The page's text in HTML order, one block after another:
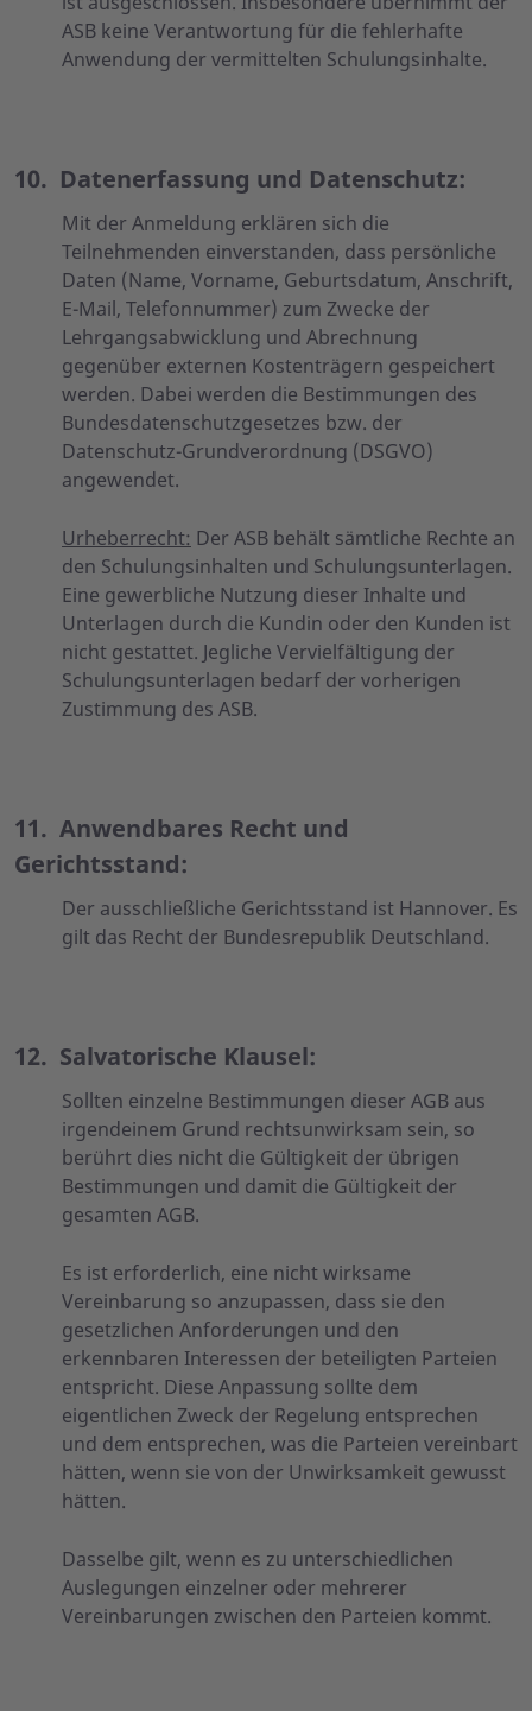
ASB keine Verantwortung für die fehlerhafte
Anwendung der vermittelten Schulungsinhalte.
10. Datenerfassung und Datenschutz:
Mit der Anmeldung erklären sich die
Teilnehmenden einverstanden, dass persönliche
Daten (Name, Vorname, Geburtsdatum, Anschrift,
E-Mail, Telefonnummer) zum Zwecke der
Lehrgangsabwicklung und Abrechnung
gegenüber externen Kostenträgern gespeichert
werden. Dabei werden die Bestimmungen des
Bundesdatenschutzgesetzes bzw. der
Datenschutz-Grundverordnung (DSGVO)
angewendet.
Urheberrecht: Der ASB behält sämtliche Rechte an
den Schulungsinhalten und Schulungsunterlagen.
Eine gewerbliche Nutzung dieser Inhalte und
Unterlagen durch die Kundin oder den Kunden ist
nicht gestattet. Jegliche Vervielfältigung der
Schulungsunterlagen bedarf der vorherigen
Zustimmung des ASB.
11. Anwendbares Recht und
Gerichtsstand:
Der ausschließliche Gerichtsstand ist Hannover. Es
gilt das Recht der Bundesrepublik Deutschland.
12. Salvatorische Klausel:
Sollten einzelne Bestimmungen dieser AGB aus
irgendeinem Grund rechtsunwirksam sein, so
berührt dies nicht die Gültigkeit der übrigen
Bestimmungen und damit die Gültigkeit der
gesamten AGB.
Es ist erforderlich, eine nicht wirksame
Vereinbarung so anzupassen, dass sie den
gesetzlichen Anforderungen und den
erkennbaren Interessen der beteiligten Parteien
entspricht. Diese Anpassung sollte dem
eigentlichen Zweck der Regelung entsprechen
und dem entsprechen, was die Parteien vereinbart
hätten, wenn sie von der Unwirksamkeit gewusst
hätten.
Dasselbe gilt, wenn es zu unterschiedlichen
Auslegungen einzelner oder mehrerer
Vereinbarungen zwischen den Parteien kommt.